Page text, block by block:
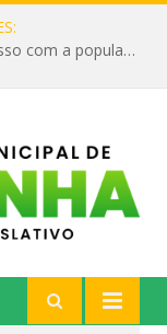
Um símbolo do mandato e do compromisso com a população